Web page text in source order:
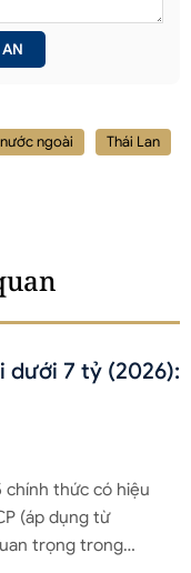
ngoài
Thái Lan
dưới 7 tỷ (2026):
chính thức có hiệu
(áp dụng từ
trọng trong…